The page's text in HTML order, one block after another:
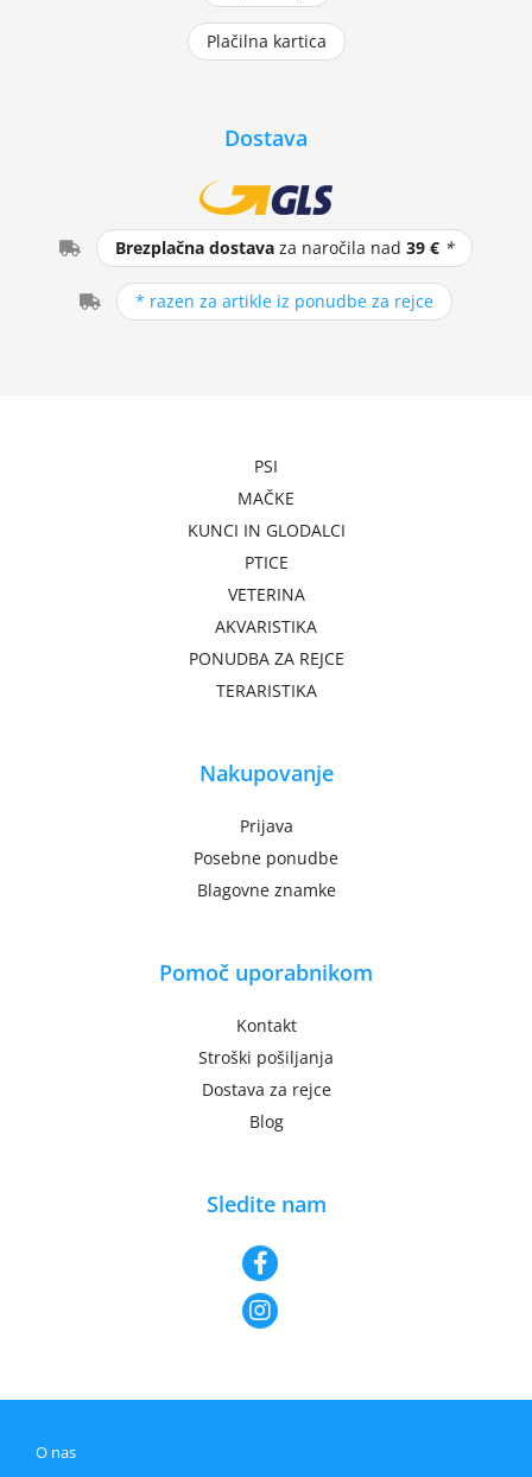
Plačilna kartica
Dostava
Brezplačna dostava za naročila nad39 € *
* razen za artikle iz ponudbe za rejce
PSI
MAČKE
KUNCI IN GLODALCI
PTICE
VETERINA
AKVARISTIKA
PONUDBA ZA REJCE
TERARISTIKA
Nakupovanje
Prijava
Posebne ponudbe
Blagovne znamke
Pomoč uporabnikom
Kontakt
Stroški pošiljanja
Dostava za rejce
Blog
Sledite nam
O nas